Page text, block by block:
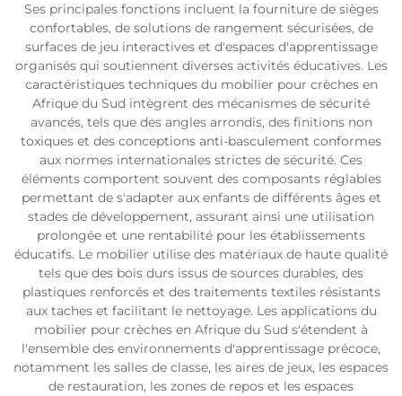
Études de Cas
Contactez-nous
Ses principales fonctions incluent la fourniture de sièges
confortables, de solutions de rangement sécurisées, de
surfaces de jeu interactives et d'espaces d'apprentissage
organisés qui soutiennent diverses activités éducatives. Les
caractéristiques techniques du mobilier pour crèches en
Afrique du Sud intègrent des mécanismes de sécurité
avancés, tels que des angles arrondis, des finitions non
toxiques et des conceptions anti-basculement conformes
aux normes internationales strictes de sécurité. Ces
éléments comportent souvent des composants réglables
permettant de s'adapter aux enfants de différents âges et
stades de développement, assurant ainsi une utilisation
prolongée et une rentabilité pour les établissements
éducatifs. Le mobilier utilise des matériaux de haute qualité
tels que des bois durs issus de sources durables, des
plastiques renforcés et des traitements textiles résistants
aux taches et facilitant le nettoyage. Les applications du
mobilier pour crèches en Afrique du Sud s'étendent à
l'ensemble des environnements d'apprentissage précoce,
notamment les salles de classe, les aires de jeux, les espaces
de restauration, les zones de repos et les espaces